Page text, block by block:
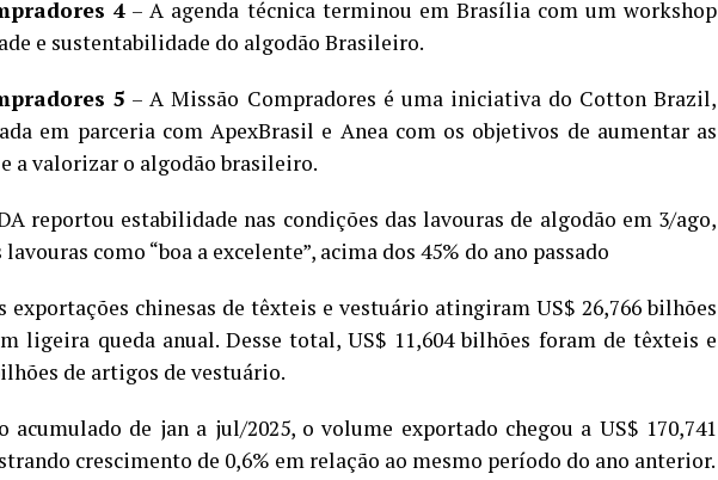
4 – A agenda técnica terminou em Brasília com um workshop
e sustentabilidade do algodão Brasileiro.
5 – A Missão Compradores é uma iniciativa do Cotton Brazil,
em parceria com ApexBrasil e Anea com os objetivos de aumentar as
a valorizar o algodão brasileiro.
reportou estabilidade nas condições das lavouras de algodão em 3/ago,
lavouras como “boa a excelente”, acima dos 45% do ano passado
exportações chinesas de têxteis e vestuário atingiram US$ 26,766 bilhões
ligeira queda anual. Desse total, US$ 11,604 bilhões foram de têxteis e
de artigos de vestuário.
acumulado de jan a jul/2025, o volume exportado chegou a US$ 170,741
crescimento de 0,6% em relação ao mesmo período do ano anterior.